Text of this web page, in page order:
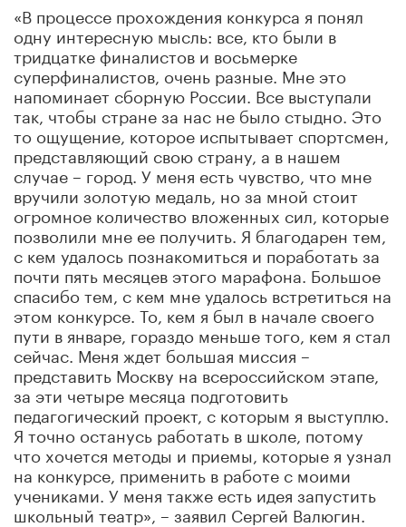
«В процессе прохождения конкурса я понял
одну интересную мысль: все, кто были в
тридцатке финалистов и восьмерке
суперфиналистов, очень разные. Мне это
напоминает сборную России. Все выступали
так, чтобы стране за нас не было стыдно. Это
то ощущение, которое испытывает спортсмен,
представляющий свою страну, а в нашем
случае – город. У меня есть чувство, что мне
вручили золотую медаль, но за мной стоит
огромное количество вложенных сил, которые
позволили мне ее получить. Я благодарен тем,
с кем удалось познакомиться и поработать за
почти пять месяцев этого марафона. Большое
спасибо тем, с кем мне удалось встретиться на
этом конкурсе. То, кем я был в начале своего
пути в январе, гораздо меньше того, кем я стал
сейчас. Меня ждет большая миссия –
представить Москву на всероссийском этапе,
за эти четыре месяца подготовить
педагогический проект, с которым я выступлю.
Я точно останусь работать в школе, потому
что хочется методы и приемы, которые я узнал
на конкурсе, применить в работе с моими
учениками. У меня также есть идея запустить
школьный театр», – заявил Сергей Валюгин.